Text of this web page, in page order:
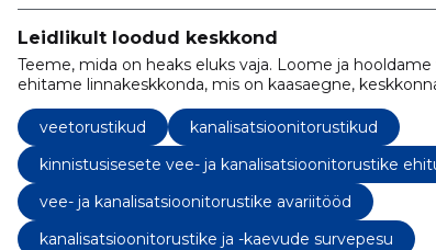
Leidlikult loodud keskkond
Teeme, mida on heaks eluks vaja. Loome ja
ehitame linnakeskkonda, mis on kaasaegne,
veetorustikud
kanalisatsioonitorustikud
kinnistusisesete vee- ja kanalisatsioonitorustike
vee- ja kanalisatsioonitorustike avariitööd
kanalisatsioonitorustike ja -kaevude survepesu